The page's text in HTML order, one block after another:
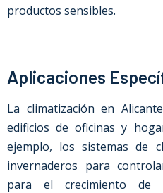
productos sensibles.
Aplicaciones
La climatizaciónen Alicante
edificios de oficinas y
ejemplo, los sistemas de
invernaderos para
para el crecimiento de